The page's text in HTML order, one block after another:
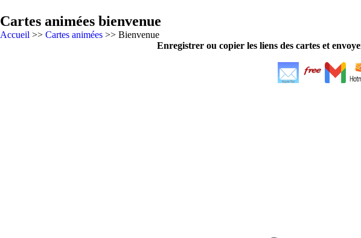
Cartes animées bienvenue
Accueil >> Cartes animées >> Bienvenue
Enregistrer ou copier les liens des cartes et